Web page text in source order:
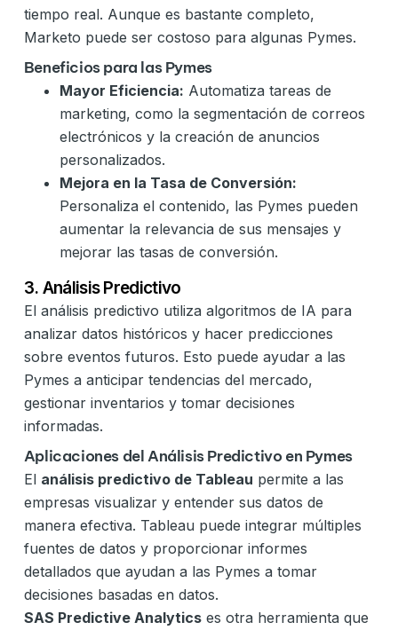
tiempo real. Aunque es bastante completo,
Marketo puede ser costoso para algunas Pymes.
Beneficios para las Pymes
Mayor Eficiencia: Automatiza tareas de
marketing, como la segmentación de correos
electrónicos y la creación de anuncios
personalizados.
Mejora en la Tasa de Conversión:
Personaliza el contenido, las Pymes pueden
aumentar la relevancia de sus mensajes y
mejorar las tasas de conversión.
3. Análisis Predictivo
El análisis predictivo utiliza algoritmos de IA para
analizar datos históricos y hacer predicciones
sobre eventos futuros. Esto puede ayudar a las
Pymes a anticipar tendencias del mercado,
gestionar inventarios y tomar decisiones
informadas.
Aplicaciones del Análisis Predictivo en Pymes
El análisis predictivo de Tableau permite a las
empresas visualizar y entender sus datos de
manera efectiva. Tableau puede integrar múltiples
fuentes de datos y proporcionar informes
detallados que ayudan a las Pymes a tomar
decisiones basadas en datos.
SAS Predictive Analyticses otra herramienta que